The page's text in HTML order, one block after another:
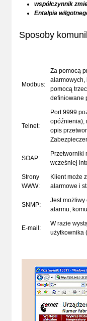
współczynnik
Entalpia
Sposoby
Modbus:
Za pomocą
alarmowych,
pomocą
definiowane
Telnet:
Port 9999
opóźnienia),
opis
SOAP:
Przetworniki
wcześniej
Strony
WWW:
Klient może
alarmowe i
SNMP:
Jest możliwy
alarmu,
E-mail:
W razie
użytkownika